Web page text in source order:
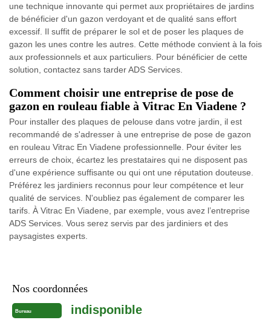
une technique innovante qui permet aux propriétaires de jardins
de bénéficier d'un gazon verdoyant et de qualité sans effort
excessif. Il suffit de préparer le sol et de poser les plaques de
gazon les unes contre les autres. Cette méthode convient à la fois
aux professionnels et aux particuliers. Pour bénéficier de cette
solution, contactez sans tarder ADS Services.
Comment choisir une entreprise de pose de
gazon en rouleau fiable à Vitrac En Viadene ?
Pour installer des plaques de pelouse dans votre jardin, il est
recommandé de s'adresser à une entreprise de pose de gazon
en rouleau Vitrac En Viadene professionnelle. Pour éviter les
erreurs de choix, écartez les prestataires qui ne disposent pas
d'une expérience suffisante ou qui ont une réputation douteuse.
Préférez les jardiniers reconnus pour leur compétence et leur
qualité de services. N'oubliez pas également de comparer les
tarifs. À Vitrac En Viadene, par exemple, vous avez l’entreprise
ADS Services. Vous serez servis par des jardiniers et des
paysagistes experts.
Nos coordonnées
Bureau indisponible